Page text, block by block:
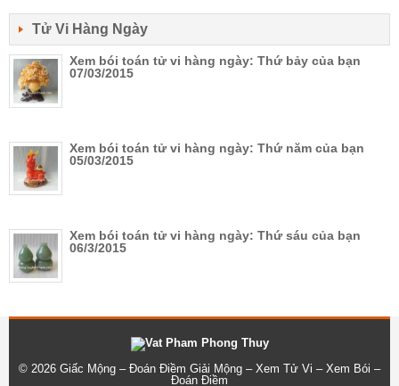
Tử Vi Hàng Ngày
Xem bói toán tử vi hàng ngày: Thứ bảy của bạn
07/03/2015
Xem bói toán tử vi hàng ngày: Thứ năm của bạn
05/03/2015
Xem bói toán tử vi hàng ngày: Thứ sáu của bạn
06/3/2015
© 2026 Giấc Mộng – Đoán Điềm Giải Mộng – Xem Tử Vi – Xem Bói –
Đoán Điềm